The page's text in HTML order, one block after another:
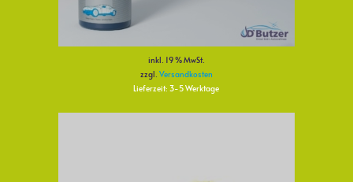
inkl. 19 % MwSt.
zzgl. Versandkosten
Lieferzeit:3-5 Werktage